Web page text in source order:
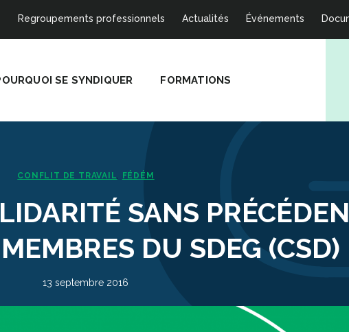
Regroupements professionnels Actualités Événements
SE SYNDIQUER FORMATIONS
CONFLIT DE TRAVAIL FÉDÉM
SANS
DU SDEG (CSD)
13 septembre 2016